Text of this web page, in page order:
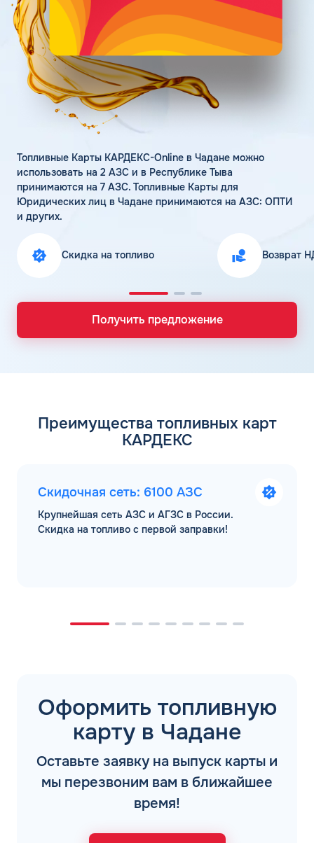
Статьи
Цена бензина и ДТ
Личный кабинет
Карта АЗС
Получить консультацию
Топливные Карты КАРДЕКС-Online в Чадане можно
использовать на 2 АЗС и в Республике Тыва
принимаются на 7 АЗС. Топливные Карты для
Юридических лиц в Чадане принимаются на АЗС: ОПТИ
и других.
Скидка на топливо Возврат
Получить предложение
Преимущества топливных карт
КАРДЕКС
Скидочная сеть: 6100 АЗС
Крупнейшая сеть АЗС и АГЗС в России.
Скидка на топливо с первой заправки!
Оформить топливную
карту в Чадане
Оставьте заявку на выпуск карты и
мы перезвоним вам в ближайшее
время!